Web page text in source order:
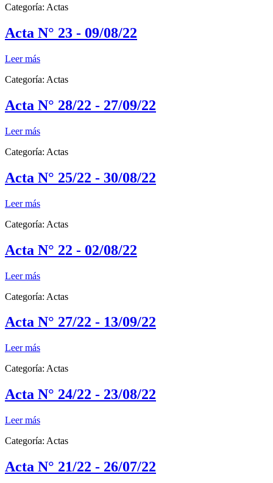
Categoría: Actas
Acta N° 23 - 09/08/22
Leer más
Categoría: Actas
Acta N° 28/22 - 27/09/22
Leer más
Categoría: Actas
Acta N° 25/22 - 30/08/22
Leer más
Categoría: Actas
Acta N° 22 - 02/08/22
Leer más
Categoría: Actas
Acta N° 27/22 - 13/09/22
Leer más
Categoría: Actas
Acta N° 24/22 - 23/08/22
Leer más
Categoría: Actas
Acta N° 21/22 - 26/07/22